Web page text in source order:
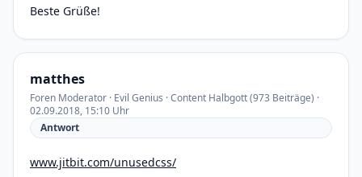
Beste Grüße!
matthes
Foren Moderator · Evil Genius · Content Halbgott (973 Beiträge) ·
02.09.2018, 15:10 Uhr
Antwort
www.jitbit.com/unusedcss/